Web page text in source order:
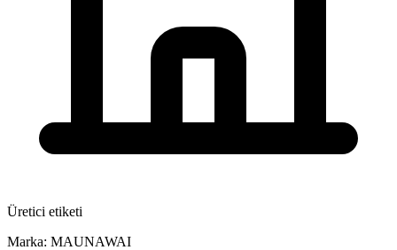
Üretici etiketi
Marka: MAUNAWAI